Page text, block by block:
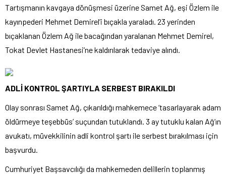
Tartışmanın kavgaya dönüşmesi üzerine Samet Ağ, eşi Özlem ile
kayınpederi Mehmet Demirel’i bıçakla yaraladı. 23 yerinden
bıçaklanan Özlem Ağ ile bacağından yaralanan Mehmet Demirel,
Tokat Devlet Hastanesi’ne kaldırılarak tedaviye alındı.
ADLİ KONTROL ŞARTIYLA SERBEST BIRAKILDI
Olay sonrası Samet Ağ, çıkarıldığı mahkemece ‘tasarlayarak adam
öldürmeye teşebbüs’ suçundan tutuklandı. 3 ay tutuklu kalan Ağ’ın
avukatı, müvekkilinin adli kontrol şartı ile serbest bırakılması için
başvurdu.
Cumhuriyet Başsavcılığı da mahkemeden delillerin toplanmış